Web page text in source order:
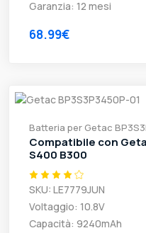
Garanzia: 12 mesi
68.99€
Batteria per Getac
Compatibile con
S400 B300
SKU: LE7779JUN
Voltaggio: 10.8V
Capacità: 9240mAh